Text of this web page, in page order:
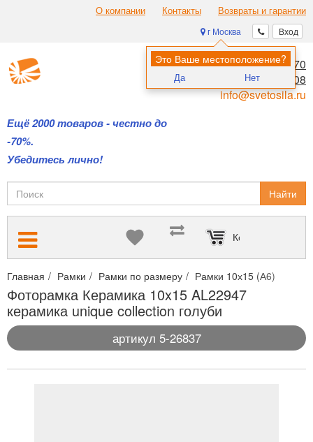
О компании Контакты Возвраты и гарантии
Вход
г Москва
Это Ваше местоположение?
Да Нет
Ещё 2000 товаров - честно до
-70%.
Убедитесь лично!
8 (495) 970-00-70
8 (800) 700-11-08
info@svetosila.ru
Найти
Корзина пуста
Главная Рамки Рамки по размеру Рамки 10х15 (А6)
Фоторамка Керамика 10x15 AL22947
керамика unique collection голуби
артикул 5-26837